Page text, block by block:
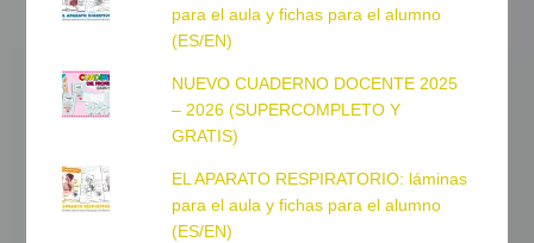
para el aula y fichas para el alumno
(ES/EN)
NUEVO CUADERNO DOCENTE 2025
– 2026 (SUPERCOMPLETO Y
GRATIS)
EL APARATO RESPIRATORIO: láminas
para el aula y fichas para el alumno
(ES/EN)